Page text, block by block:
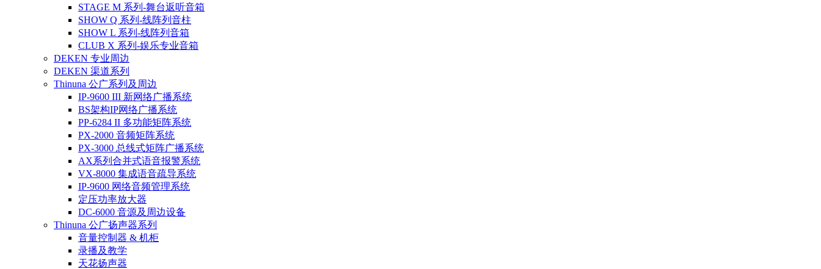
STAGE M 系列-舞台返听音箱
SHOW Q 系列-线阵列音柱
SHOW L 系列-线阵列音箱
CLUB X 系列-娱乐专业音箱
DEKEN 专业周边
DEKEN 渠道系列
Thinuna 公广系列及周边
IP-9600 III 新网络广播系统
BS架构IP网络广播系统
PP-6284 II 多功能矩阵系统
PX-2000 音频矩阵系统
PX-3000 总线式矩阵广播系统
AX系列合并式语音报警系统
VX-8000 集成语音疏导系统
IP-9600 网络音频管理系统
定压功率放大器
DC-6000 音源及周边设备
Thinuna 公广扬声器系列
音量控制器 & 机柜
录播及教学
天花扬声器